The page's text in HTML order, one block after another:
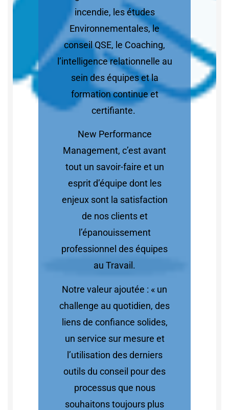
incendie, les études
Environnementales, le
conseil QSE, le Coaching,
l’intelligence relationnelle au
sein des équipes et la
formation continue et
certifiante.
New Performance
Management, c’est avant
tout un savoir-faire et un
esprit d’équipe dont les
enjeux sont la satisfaction
de nos clients et
l’épanouissement
professionnel des équipes
au Travail.
Notre valeur ajoutée : « un
challenge au quotidien, des
liens de confiance solides,
un service sur mesure et
l’utilisation des derniers
outils du conseil pour des
processus que nous
souhaitons toujours plus